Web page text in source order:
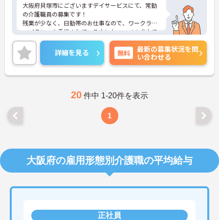
大阪府貝塚市にございますデイサービスにて、常勤
の介護職員の募集です！
残業が少なく、日勤帯のお仕事なので、ワークライ
フバランスを重視されている方におススメの求人で
す♪
経験は不問！先輩スタッフの丁寧なレクチャーがあ
るので、安心してご入職いただけます◎
ご興味ある方には、面接対策ポイントなど、さらに
詳細をお話しいたしますのでお気軽にご相談くださ
詳細を見る 無料
最新の募集状況を問
い合わせる
20 件中 1-20件を表示
1
大阪府の雇用形態別介護職の平均給与
正社員